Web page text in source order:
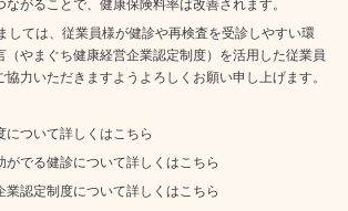
がることで、健康保険料率は改善されます。
しては、従業員様が健診や再検査を受診しやすい環
（やまぐち健康経営企業認定制度）を活用した従業員
力いただきますようよろしくお願い申し上げます。
について詳しくは こちら
がでる健診について詳しくは こちら
業認定制度について詳しくは こちら